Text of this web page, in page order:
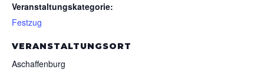
Veranstaltungskategorie:
Festzug
VERANSTALTUNGSORT
Aschaffenburg